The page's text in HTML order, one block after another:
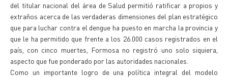
del titular nacional del área de Salud permitió ratificar a propios y
extraños acerca de las verdaderas dimensiones del plan estratégico
que para luchar contra el dengue ha puesto en marcha la provincia y
que le ha permitido que frente a los 26.000 casos registrados en el
país, con cinco muertes, Formosa no registró uno solo siquiera,
aspecto que fue ponderado por las autoridades nacionales.
Como un importante logro de una política integral del modelo